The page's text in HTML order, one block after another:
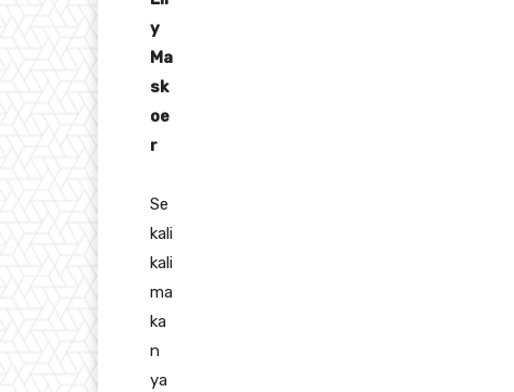
y
Ma
sk
oe
r
Se
kali
kali
ma
ka
n
ya